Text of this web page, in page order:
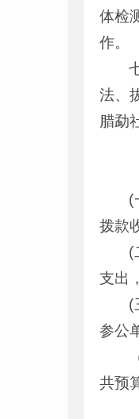
体检
作。
法、
腊勐
(
拨款
(
支出
(
参公
共预